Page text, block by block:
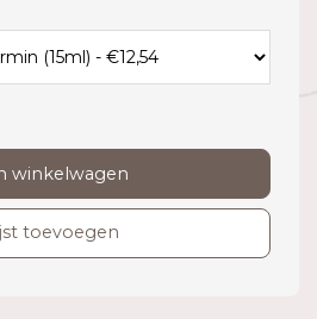
winkelwagen
toevoegen